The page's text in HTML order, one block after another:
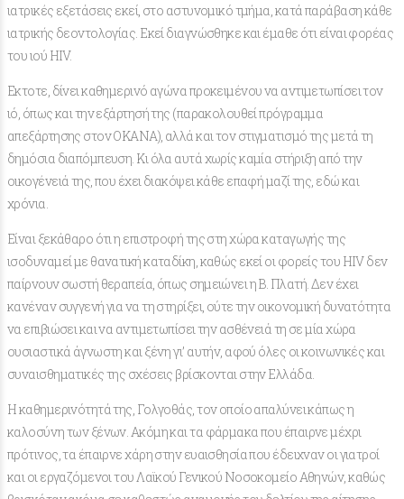
ιατρικές εξετάσεις εκεί, στο αστυνομικό τμήμα, κατά παράβαση κάθε
ιατρικής δεοντολογίας. Εκεί διαγνώσθηκε και έμαθε ότι είναι φορέας
του ιού HIV.
Εκτοτε, δίνει καθημερινό αγώνα προκειμένου να αντιμετωπίσει τον
ιό, όπως και την εξάρτησή της (παρακολουθεί πρόγραμμα
απεξάρτησης στον ΟΚΑΝΑ), αλλά και τον στιγματισμό της μετά τη
δημόσια διαπόμπευση. Κι όλα αυτά χωρίς καμία στήριξη από την
οικογένειά της, που έχει διακόψει κάθε επαφή μαζί της, εδώ και
χρόνια.
Είναι ξεκάθαρο ότι η επιστροφή της στη χώρα καταγωγής της
ισοδυναμεί με θανατική καταδίκη, καθώς εκεί οι φορείς του HIV δεν
παίρνουν σωστή θεραπεία, όπως σημειώνει η Β. Πλατή. Δεν έχει
κανέναν συγγενή για να τη στηρίξει, ούτε την οικονομική δυνατότητα
να επιβιώσει και να αντιμετωπίσει την ασθένειά τη σε μία χώρα
ουσιαστικά άγνωστη και ξένη γι’ αυτήν, αφού όλες οι κοινωνικές και
συναισθηματικές της σχέσεις βρίσκονται στην Ελλάδα.
Η καθημερινότητά της, Γολγοθάς, τον οποίο απαλύνει κάπως η
καλοσύνη των ξένων. Ακόμη και τα φάρμακα που έπαιρνε μέχρι
πρότινος, τα έπαιρνε χάρη στην ευαισθησία που έδειχναν οι γιατροί
και οι εργαζόμενοι του Λαϊκού Γενικού Νοσοκομείο Αθηνών, καθώς